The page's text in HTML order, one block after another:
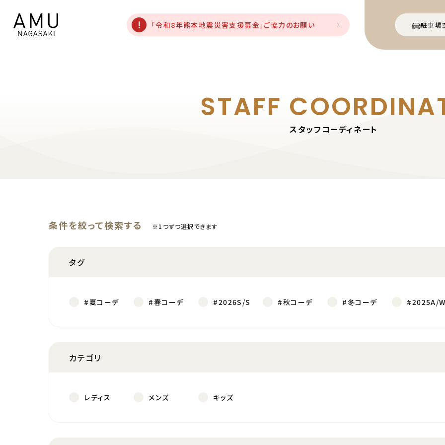
駐車場
「令和8年熊本地震災害支援募金」ご協力のお願い
STAFF
スタッフコーディネート
条件を絞って検索する ※1つずつ選択できます
タグ
#夏コーデ #春コーデ #2026S/S #秋コーデ #冬コーデ #2025A/
カテゴリ
レディス メンズ キッズ